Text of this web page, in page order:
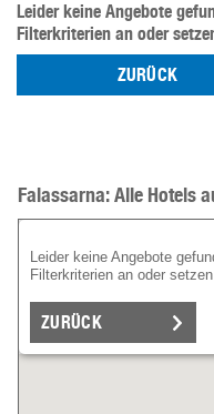
Leider keine Angebote
Filterkriterien an oder
ZURÜCK
Falassarna: Alle Hotels
Leider keine Angebote
Filterkriterien an oder
ZURÜCK